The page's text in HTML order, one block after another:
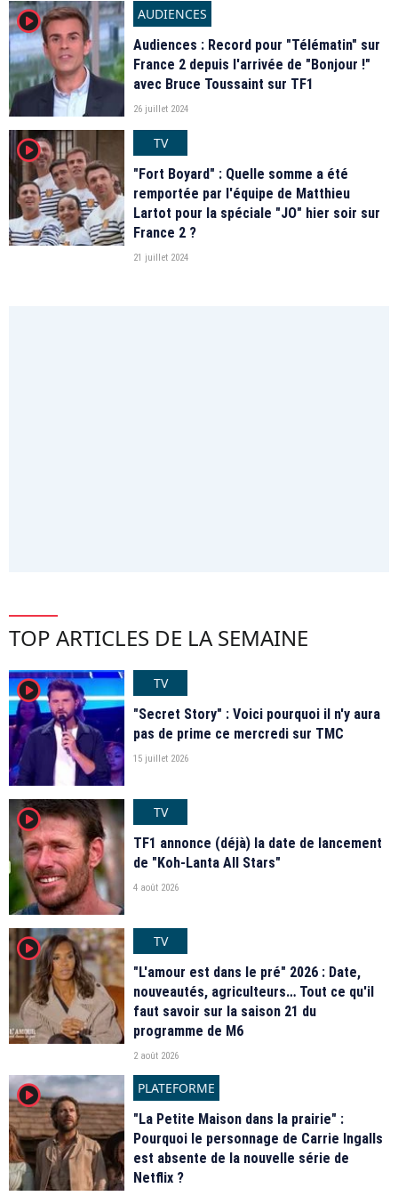
player2
AUDIENCES
Audiences : Record pour "Télématin" sur
France 2 depuis l'arrivée de "Bonjour !"
avec Bruce Toussaint sur TF1
26 juillet 2024
player2
TV
"Fort Boyard" : Quelle somme a été
remportée par l'équipe de Matthieu
Lartot pour la spéciale "JO" hier soir sur
France 2 ?
21 juillet 2024
TOP ARTICLES DE LA SEMAINE
player2
TV
"Secret Story" : Voici pourquoi il n'y aura
pas de prime ce mercredi sur TMC
15 juillet 2026
player2
TV
TF1 annonce (déjà) la date de lancement
de "Koh-Lanta All Stars"
4 août 2026
player2
TV
"L'amour est dans le pré" 2026 : Date,
nouveautés, agriculteurs… Tout ce qu'il
faut savoir sur la saison 21 du
programme de M6
2 août 2026
player2
PLATEFORME
"La Petite Maison dans la prairie" :
Pourquoi le personnage de Carrie Ingalls
est absente de la nouvelle série de
Netflix ?